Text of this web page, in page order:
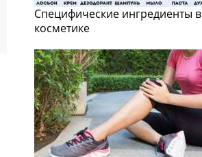
Специфические ингредиенты в
косметике